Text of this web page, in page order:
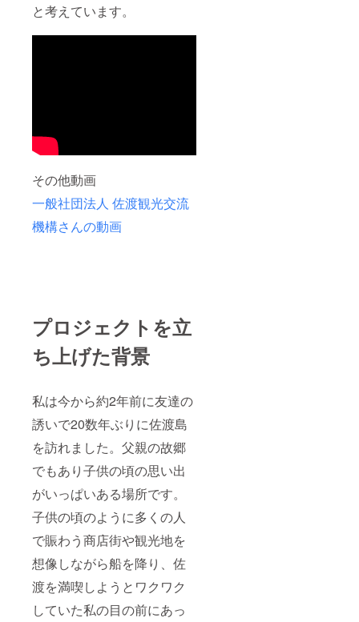
と考えています。
その他動画
一般社団法人 佐渡観光交流
機構さんの動画
プロジェクトを立
ち上げた背景
私は今から約2年前に友達の
誘いで20数年ぶりに佐渡島
を訪れました。父親の故郷
でもあり子供の頃の思い出
がいっぱいある場所です。
子供の頃のように多くの人
で賑わう商店街や観光地を
想像しながら船を降り、佐
渡を満喫しようとワクワク
していた私の目の前にあっ